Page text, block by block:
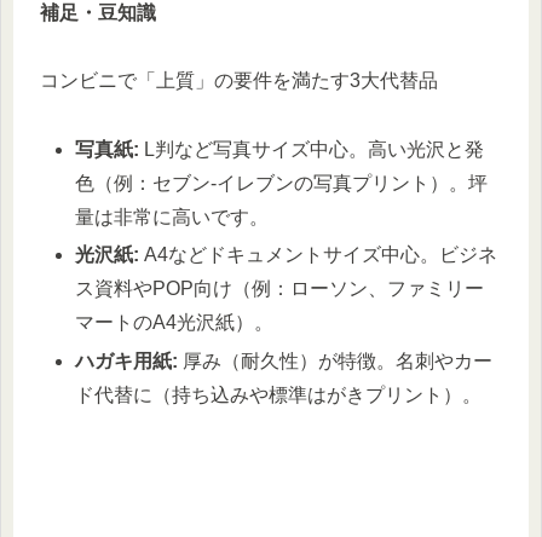
補足・豆知識
コンビニで「上質」の要件を満たす3大代替品
写真紙: L判など写真サイズ中心。高い光沢と発
色（例：セブン-イレブンの写真プリント）。坪
量は非常に高いです。
光沢紙: A4などドキュメントサイズ中心。ビジネ
ス資料やPOP向け（例：ローソン、ファミリー
マートのA4光沢紙）。
ハガキ用紙: 厚み（耐久性）が特徴。名刺やカー
ド代替に（持ち込みや標準はがきプリント）。